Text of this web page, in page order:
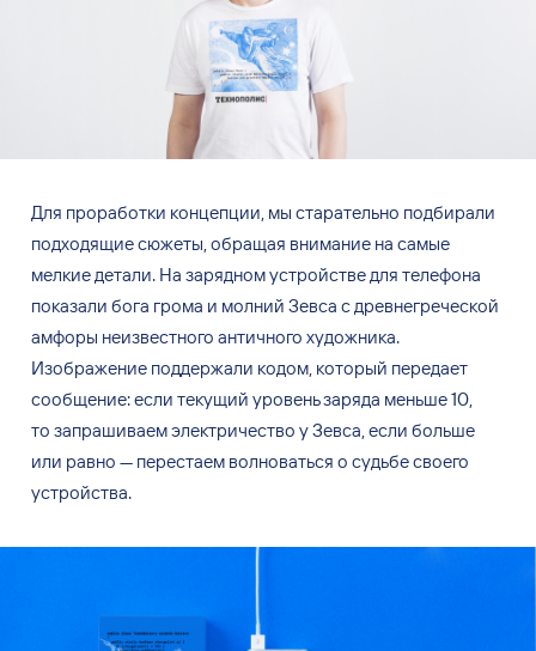
Для проработки концепции, мы старательно подбирали
подходящие сюжеты, обращая внимание на самые
мелкие детали. На зарядном устройстве для телефона
показали бога грома и молний Зевса с древнегреческой
амфоры неизвестного античного художника.
Изображение поддержали кодом, который передает
сообщение: если текущий уровень заряда меньше 10,
то запрашиваем электричество у Зевса, если больше
или равно — перестаем волноваться о судьбе своего
устройства.